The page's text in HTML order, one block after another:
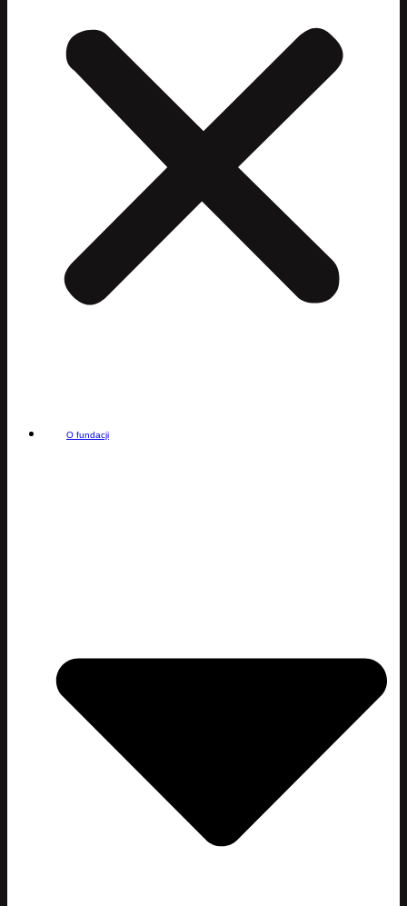
O fundacji